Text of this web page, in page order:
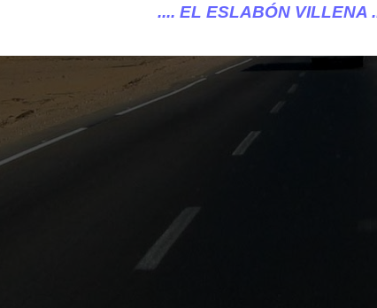
.... EL ESLABÓN VILLENA ...